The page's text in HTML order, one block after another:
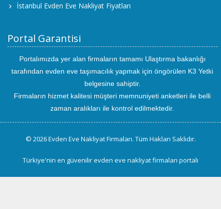
İstanbul Evden Eve Nakliyat Fiyatları
Portal Garantisi
Portalımızda yer alan firmaların tamamı Ulaştırma bakanlığı
tarafından evden eve taşımacılık yapmak için öngörülen K3 Yetki
belgesine sahiptir.
Firmaların hizmet kalitesi müşteri memnuniyeti anketleri ile belli
zaman aralıkları ile kontrol edilmektedir.
© 2026 Evden Eve Nakliyat Firmaları. Tüm Hakları Saklıdır.
Türkiye'nin en güvenilir evden eve nakliyat firmaları portalı